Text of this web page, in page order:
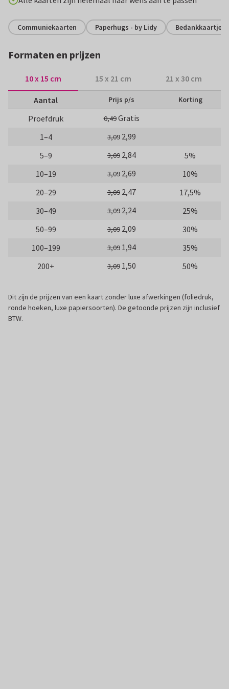
Communiekaarten Paperhugs - by Lidy Bedankkaartjes
Formaten en prijzen
10 x 15 cm 15 x 21 cm 21 x 30 cm
Aantal Prijs p/s Korting
Proefdruk 0,49Gratis
1–4
3,09 2,99
5–9
3,09 2,84
5%
10–19
3,09 2,69
10%
20–29
3,09 2,47
17,5%
30–49
3,09 2,24
25%
50–99
3,09 2,09
30%
100–199
3,09 1,94
35%
200+
3,09 1,50 50%
Dit zijn de prijzen van een kaart zonder luxe afwerkingen (foliedruk,
ronde hoeken, luxe papiersoorten). De getoonde prijzen zijn inclusief
BTW.